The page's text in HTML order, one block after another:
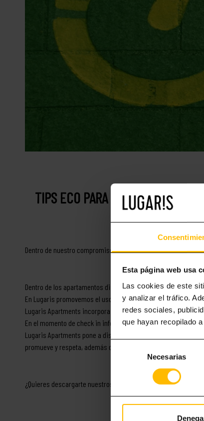
Esta página web usa
Las cookies de este
y analizar el tráfico.
redes sociales,
que hayan recopilado
Selección
consentimiento
Necesarias
TIPS ECO PARA HUÉSPEDES
Dentro de nuestro compromiso con el medio ambiente, el
Dentro de los apartamentos disponemos de comunicación
En Lugaris promovemos el uso del transporte público, para
Lugaris Apartments incorpora acciones para prevenir el
En el momento de check in informamos de sitios con
Lugaris Apartments pone a disposición del personal el
promueve y respeta, además de consejos de buenos hábitos
¿Quieres descargarte nuestros eco tips para Lugaristas?